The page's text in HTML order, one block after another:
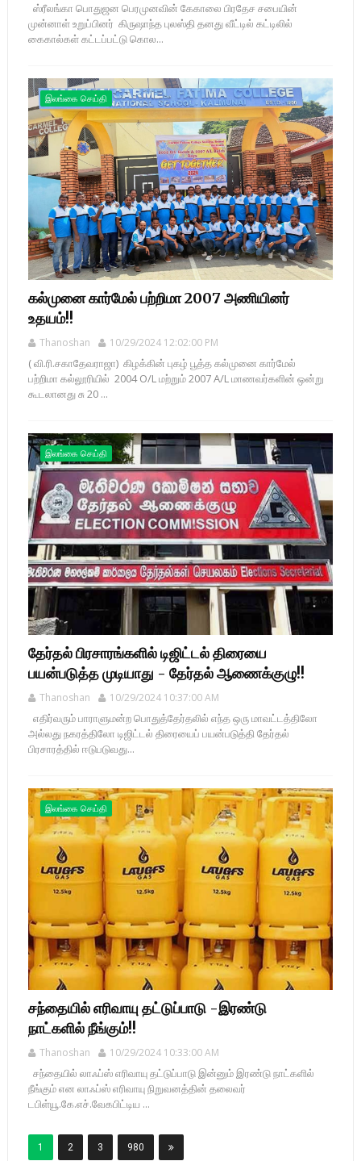
ஸ்ரீலங்கா பொதுஜன பெரமுனவின் கேகாலை பிரதேச சபையின்
முன்னாள் உறுப்பினர் கிருஷாந்த புலஸ்தி தனது வீட்டில் கட்டிலில்
கைகால்கள் கட்டப்பட்டு கொல...
இலங்கை செய்தி
கல்முனை கார்மேல் பற்றிமா 2007 அணியினர்
உதயம்!!
Thanoshan 10/29/2024 12:02:00 PM
( வி.ரி.சகாதேவராஜா) கிழக்கின் புகழ் பூத்த கல்முனை கார்மேல்
பற்றிமா கல்லூரியில் 2004 O/L மற்றும் 2007 A/L மாணவர்களின் ஒன்று
கூடலானது சு 20 ...
இலங்கை செய்தி
தேர்தல் பிரசாரங்களில் டிஜிட்டல் திரையை
பயன்படுத்த முடியாது - தேர்தல் ஆணைக்குழு!!
Thanoshan 10/29/2024 10:37:00 AM
எதிர்வரும் பாராளுமன்ற பொதுத்தேர்தலில் எந்த ஒரு மாவட்டத்திலோ
அல்லது நகரத்திலோ டிஜிட்டல் திரையைப் பயன்படுத்தி தேர்தல்
பிரசாரத்தில் ஈடுபடுவது...
இலங்கை செய்தி
சந்தையில் எரிவாயு தட்டுப்பாடு -இரண்டு
நாட்களில் நீங்கும்!!
Thanoshan 10/29/2024 10:33:00 AM
சந்தையில் லாஃப்ஸ் எரிவாயு தட்டுப்பாடு இன்னும் இரண்டு நாட்களில்
நீங்கும் என லாஃப்ஸ் எரிவாயு நிறுவனத்தின் தலைவர்
டபிள்யூ.கே.எச்.வேகபிட்டிய ...
1 2 3 980